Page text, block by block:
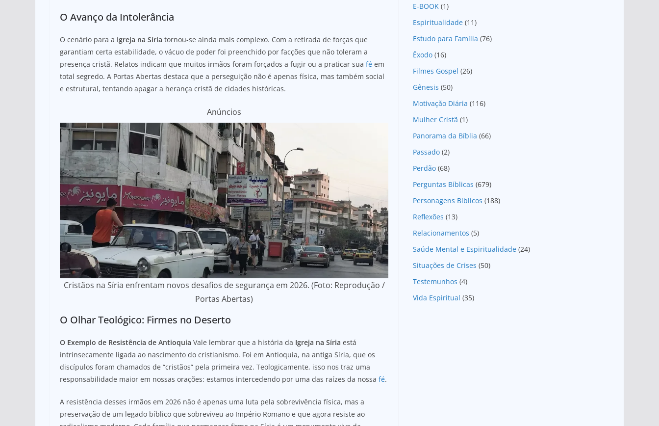
O Avanço da Intolerância
O cenário para a Igreja na Síria tornou-se ainda mais complexo. Com a retirada de forças que
garantiam certa estabilidade, o vácuo de poder foi preenchido por facções que não toleram a
presença cristã. Relatos indicam que muitos irmãos foram forçados a fugir ou a praticar sua fé em
total segredo. A Portas Abertas destaca que a perseguição não é apenas física, mas também social
e estrutural, tentando apagar a herança cristã de cidades históricas.
Anúncios
Cristãos na Síria enfrentam novos desafios de segurança em 2026. (Foto: Reprodução /
Portas Abertas)
O Olhar Teológico: Firmes no Deserto
O Exemplo de Resistência de Antioquia Vale lembrar que a história da Igreja na Síria está
intrinsecamente ligada ao nascimento do cristianismo. Foi em Antioquia, na antiga Síria, que os
discípulos foram chamados de “cristãos” pela primeira vez. Teologicamente, isso nos traz uma
responsabilidade maior em nossas orações: estamos intercedendo por uma das raízes da nossa fé.
A resistência desses irmãos em 2026 não é apenas uma luta pela sobrevivência física, mas a
preservação de um legado bíblico que sobreviveu ao Império Romano e que agora resiste ao
E-BOOK (1)
Espiritualidade (11)
Estudo para Família (76)
Êxodo (16)
Filmes Gospel (26)
Gênesis (50)
Motivação Diária (116)
Mulher Cristã (1)
Panorama da Bíblia (66)
Passado (2)
Perdão (68)
Perguntas Bíblicas (679)
Personagens Bíblicos (188)
Reflexões (13)
Relacionamentos (5)
Saúde Mental e Espiritualidade (24)
Situações de Crises (50)
Testemunhos (4)
Vida Espiritual (35)